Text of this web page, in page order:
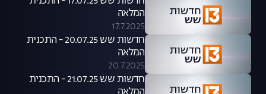
המלאה
17.7.2025
חדשות שש 20.07.25 - התכנית
המלאה
20.7.2025
חדשות שש 21.07.25 - התכנית